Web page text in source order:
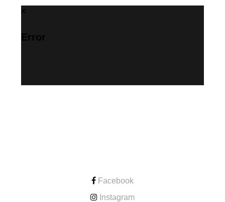
Error
Facebook
Instagram